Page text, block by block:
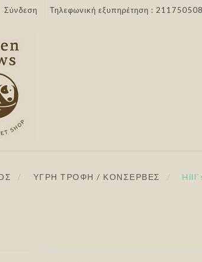
Σύνδεση Τηλεφωνική εξυπηρέτηση :
/ ΥΓΡΗ ΤΡΟΦΗ / ΚΟΝΣΕΡΒΕΣ /